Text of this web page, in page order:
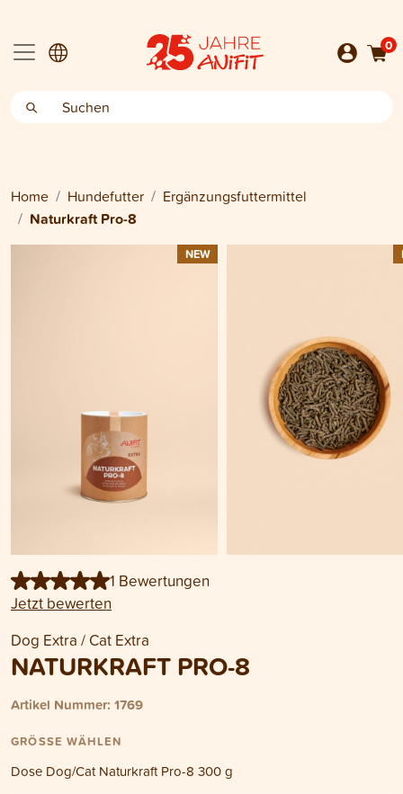
0
Home Hundefutter Ergänzungsfuttermittel
Naturkraft Pro-8
NEW
1 Bewertungen
Jetzt bewerten
Dog Extra / Cat Extra
NATURKRAFT PRO-8
Artikel Nummer: 1769
GRÖSSE WÄHLEN
Dose Dog/Cat Naturkraft Pro-8 300 g